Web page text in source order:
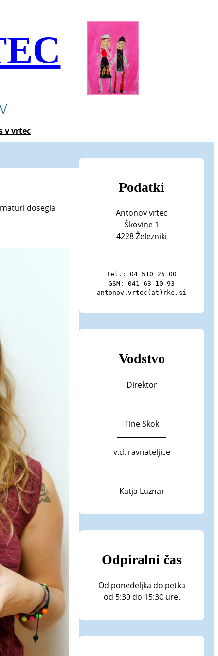
v vrtec
dosegla
Podatki
Antonov vrtec
Škovine 1
4228 Železniki
Tel.: 04 510 25 00
GSM: 041 63 10 93
antonov.vrtec(at)rkc.si
Vodstvo
Direktor
Tine Skok
v.d. ravnateljice
Katja Luznar
Odpiralni čas
Od ponedeljka do petka
od 5:30 do 15:30 ure.